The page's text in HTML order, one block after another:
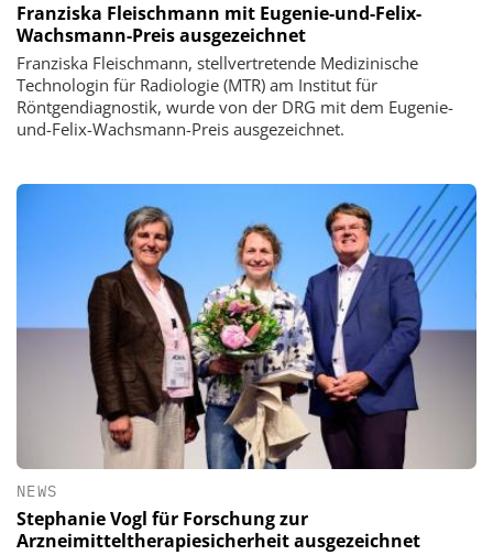
Franziska Fleischmann mit Eugenie-und-Felix-
Wachsmann-Preis ausgezeichnet
Franziska Fleischmann, stellvertretende Medizinische
Technologin für Radiologie (MTR) am Institut für
Röntgendiagnostik, wurde von der DRG mit dem Eugenie-
und-Felix-Wachsmann-Preis ausgezeichnet.
NEWS
Stephanie Vogl für Forschung zur
Arzneimitteltherapiesicherheit ausgezeichnet